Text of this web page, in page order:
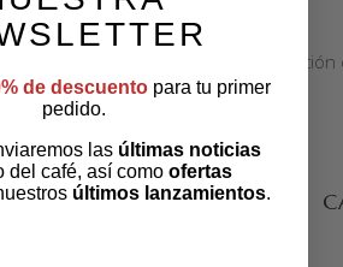
Deliciosa
de descuentopara tu primer
pedido.
las últimas noticias
del café, así como ofertas
últimos lanzamientos.